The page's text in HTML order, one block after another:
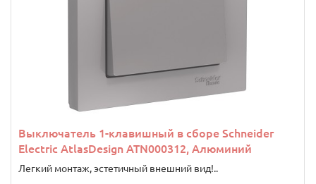
Выключатель 1-клавишный в сборе Schneider
Electric AtlasDesign ATN000312, Алюминий
Легкий монтаж, эстетичный внешний вид!..